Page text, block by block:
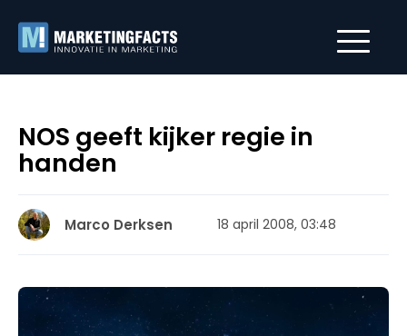
NOS geeft kijker regie in
handen
Marco Derksen 18 april 2008, 03:48